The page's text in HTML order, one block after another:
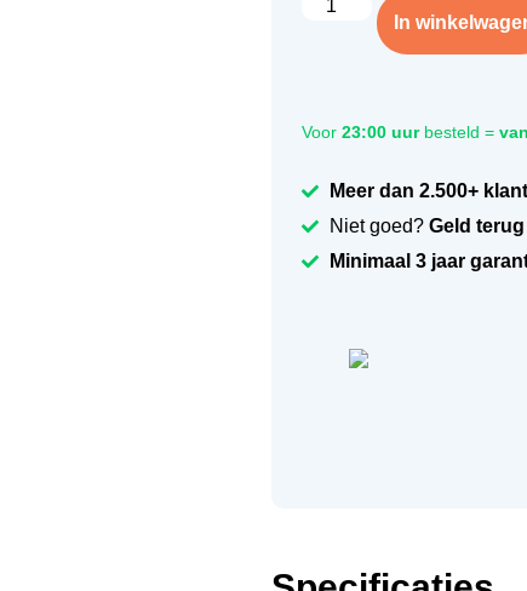
In
Voor 23:00 uurbesteld =
Meer dan 2.500+
Niet goed? Geld terug
Minimaal 3 jaar